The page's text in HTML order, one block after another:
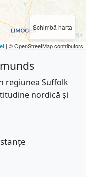
Schimbă harta
| © OpenStreetMap contributors
regiunea Suffolk
nordică și